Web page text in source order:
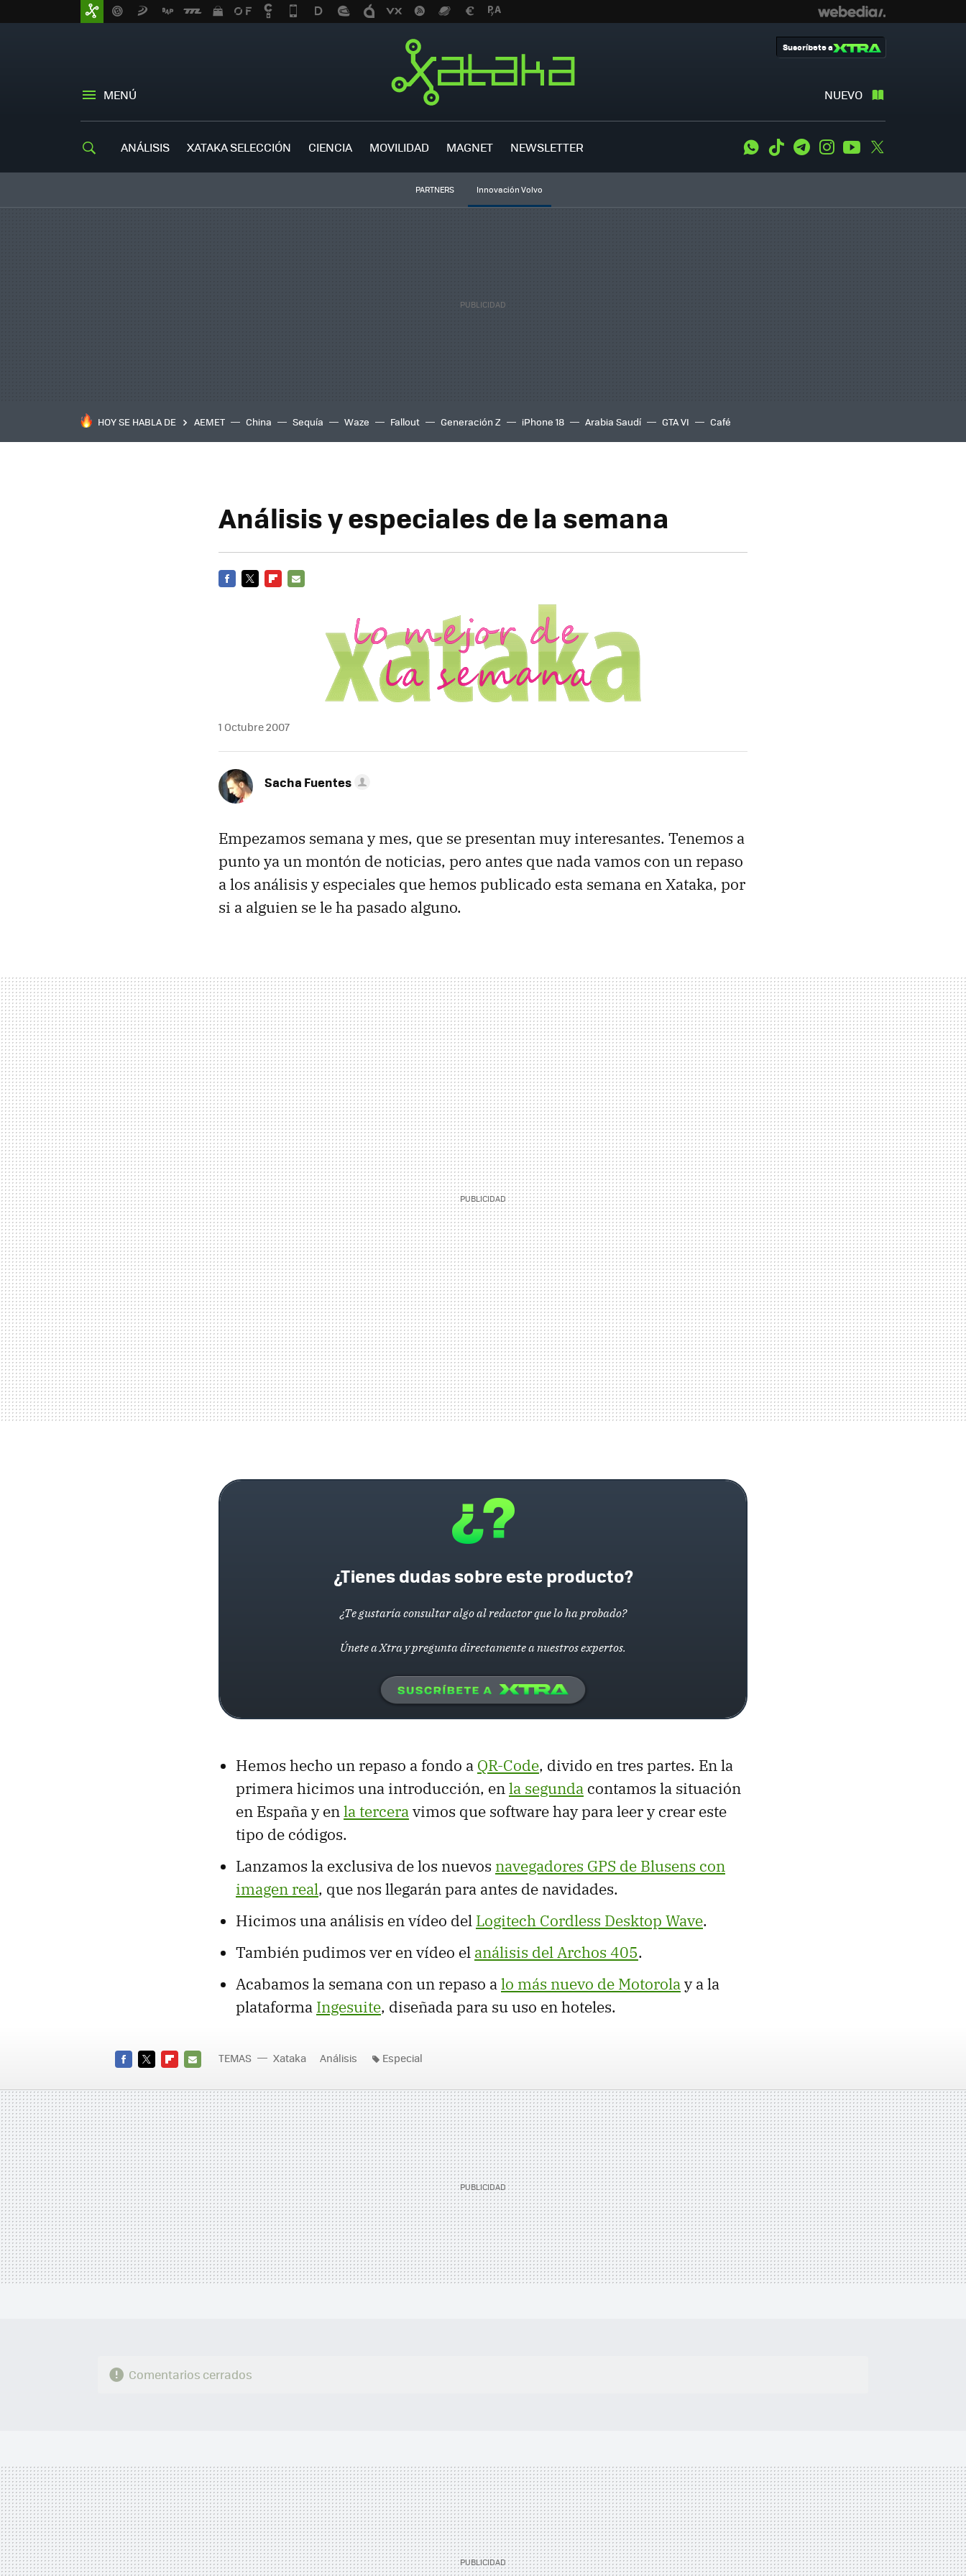
MENÚ NUEVO
Suscríbete a
ANÁLISIS XATAKA SELECCIÓN CIENCIA MOVILIDAD MAGNET NEWSLETTER WhatsApp
Tiktok TelegramInstagramYoutube
PARTNERS Innovación Volvo
HOY SE HABLA DE AEMET China Sequía Waze Fallout Generación Z iPhone 18 Arabia Saudí GTA VI Café
Análisis y especiales de la semana
1 Octubre 2007
Sacha Fuentes
Empezamos semana y mes, que se presentan muy interesantes. Tenemos a
punto ya un montón de noticias, pero antes que nada vamos con un repaso
a los análisis y especiales que hemos publicado esta semana en Xataka, por
si a alguien se le ha pasado alguno.
¿Tienes dudas sobre este producto?
¿Te gustaría consultar algo al redactor que lo ha probado?
Únete a Xtra y pregunta directamente a nuestros expertos.
Hemos hecho un repaso a fondo a QR-Code, divido en tres partes. En la
primera hicimos una introducción, enla segunda contamos la situación
en España y enla terceravimos que software hay para leer y crear este
tipo de códigos.
Lanzamos la exclusiva de los nuevos navegadores GPS de Blusens con
imagen real, que nos llegarán para antes de navidades.
Hicimos una análisis en vídeo del Logitech Cordless Desktop Wave.
También pudimos ver en vídeo el análisis del Archos 405.
Acabamos la semana con un repaso alo más nuevo de Motorolay a la
plataforma Ingesuite, diseñada para su uso en hoteles.
MAIL
TEMAS Xataka Análisis Especial
Comentarios cerrados